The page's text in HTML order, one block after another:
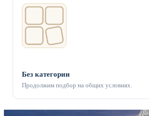
Без категории
Продолжим подбор на общих условиях.